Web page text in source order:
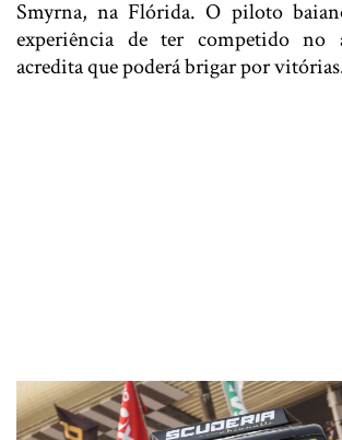
Smyrna, na Flórida. O piloto
experiência de ter competido no
acredita que poderá brigar por